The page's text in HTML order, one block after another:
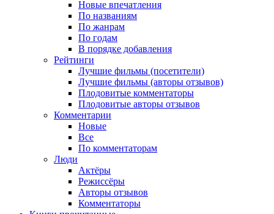
Новые впечатления
По названиям
По жанрам
По годам
В порядке добавления
Рейтинги
Лучшие фильмы (посетители)
Лучшие фильмы (авторы отзывов)
Плодовитые комментаторы
Плодовитые авторы отзывов
Комментарии
Новые
Все
По комментаторам
Люди
Актёры
Режиссёры
Авторы отзывов
Комментаторы